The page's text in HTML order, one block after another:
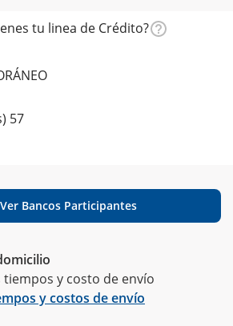
tu linea de Crédito?
57
Ver Bancos Participantes
tiempos y costo de envío
y costos de envío